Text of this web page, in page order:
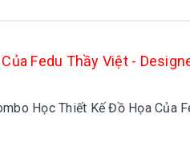
Fedu Thầy Việt -
Học Thiết Kế Đồ Họa Của